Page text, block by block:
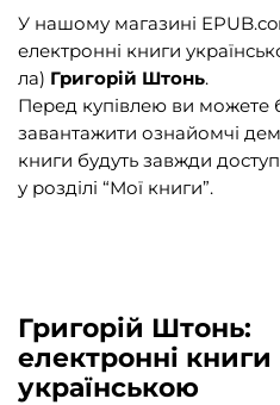
Науково-популярна
Навчальна література та
Енциклопедії, довідники,
Подарункові сертифікати (1)
У нашому магазині
електронні книги
ла) Григорій Штонь.
Перед купівлею ви можете
завантажити ознайомчі
книги будуть завжди
у розділі “Мої книги”.
Григорій Штонь:
електронні книги
українською